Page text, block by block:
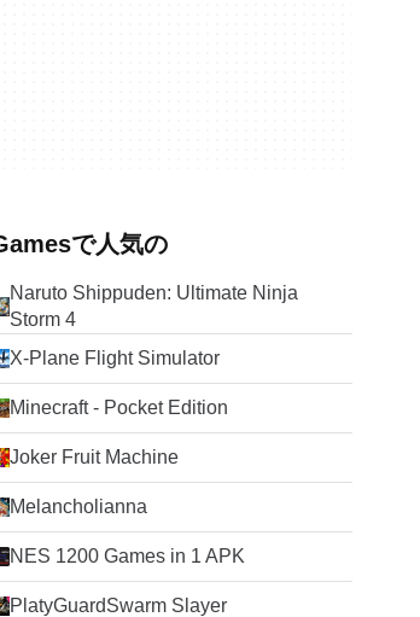
で人気の
Naruto Shippuden: Ultimate Ninja
Storm 4
X-Plane Flight Simulator
Minecraft - Pocket Edition
Joker Fruit Machine
Melancholianna
NES 1200 Games in 1 APK
PlatyGuardSwarm Slayer